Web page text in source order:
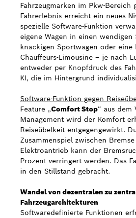
Fahrzeugmarken im Pkw-Bereich
Fahrerlebnis erreicht ein neues
spezielle Software-Funktion
eigene Wagen in einen wendigen
knackigen Sportwagen oder eine
Chauffeurs-Limousine – je nach
entweder per Knopfdruck des
KI, die im Hintergrund
Software-Funktion gegen
Feature „Comfort Stop“ aus dem
Management wird der Komfort
Reiseübelkeit entgegengewirkt.
Zusammenspiel zwischen
Elektroantrieb kann der
Prozent verringert werden. Das
in den Stillstand gebracht.
Wandel von dezentralen zu
Fahrzeugarchitekturen
Softwaredefinierte Funktionen